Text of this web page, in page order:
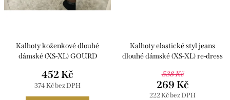
Kalhoty koženkové dlouhé
dámské (XS-XL) GOURD
374 Kč bez DPH
452 Kč
Kalhoty elastické styl jeans
dlouhé dámské (XS-XL) re-dress
538 Kč
222 Kč bez DPH
269 Kč